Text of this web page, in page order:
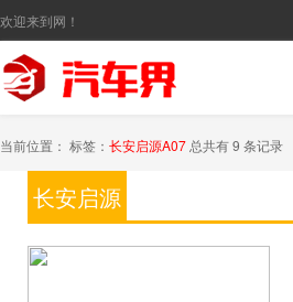
欢迎来到网！
当前位置： 标签： 长安启源A07 总共有 9 条记录
长安启源
A07